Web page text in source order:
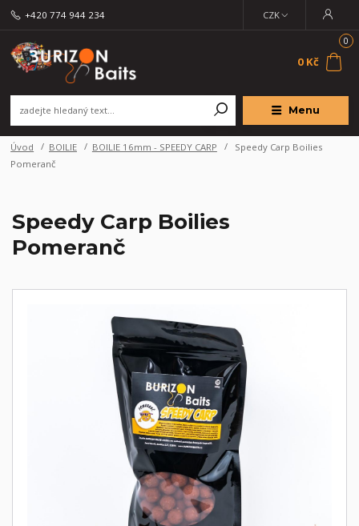
Menu
CZK
+420 774 944 234
0
0 Kč
Úvod BOILIE BOILIE 16mm - SPEEDY CARP
Speedy Carp Boilies
Pomeranč
Speedy Carp Boilies
Pomeranč